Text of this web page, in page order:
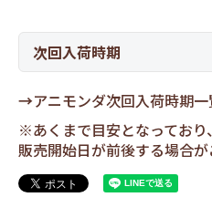
次回入荷時期
→アニモンダ次回入荷時期
※あくまで目安となっており
販売開始日が前後する場合が